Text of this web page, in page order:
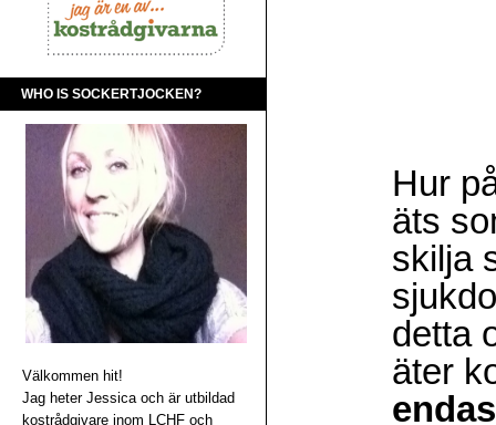
WHO IS SOCKERTJOCKEN?
Välkommen hit!
Jag heter Jessica och är utbildad
kostrådgivare inom LCHF och
Hur
äts
skilja
detta
äter